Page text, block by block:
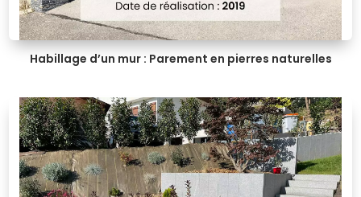
Habillage d’un mur : Parement en pierres naturelles